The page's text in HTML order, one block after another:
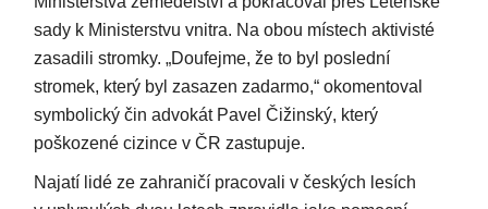
sady k Ministerstvu vnitra. Na obou místech aktivisté
zasadili stromky. „Doufejme, že to byl poslední
stromek, který byl zasazen zadarmo,“ okomentoval
symbolický čin advokát Pavel Čižinský, který
poškozené cizince v ČR zastupuje.
Najatí lidé ze zahraničí pracovali v českých lesích